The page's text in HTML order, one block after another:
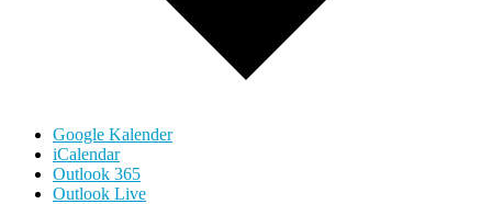
Google Kalender
iCalendar
Outlook 365
Outlook Live